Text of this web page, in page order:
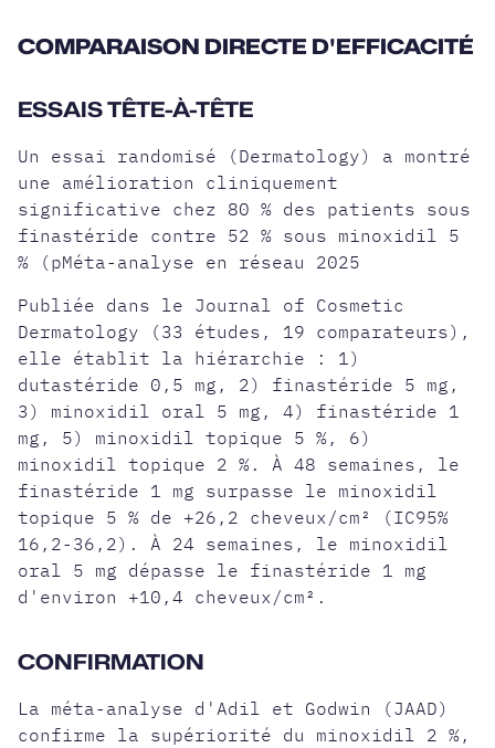
COMPARAISON DIRECTE D'EFFICACITÉ
ESSAIS TÊTE-À-TÊTE
Un essai randomisé (Dermatology) a montré
une amélioration cliniquement
significative chez 80 % des patients sous
finastéride contre 52 % sous minoxidil 5
% (pMéta-analyse en réseau 2025
Publiée dans le Journal of Cosmetic
Dermatology (33 études, 19 comparateurs),
elle établit la hiérarchie : 1)
dutastéride 0,5 mg , 2) finastéride 5 mg,
3) minoxidil oral 5 mg, 4) finastéride 1
mg, 5) minoxidil topique 5 %, 6)
minoxidil topique 2 %. À 48 semaines, le
finastéride 1 mg surpasse le minoxidil
topique 5 % de +26,2 cheveux/cm² (IC95%
16,2-36,2). À 24 semaines, le minoxidil
oral 5 mg dépasse le finastéride 1 mg
d'environ +10,4 cheveux/cm².
CONFIRMATION
La méta-analyse d'Adil et Godwin (JAAD)
confirme la supériorité du minoxidil 2 %,